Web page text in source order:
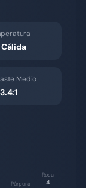
Cálida
Medio
3.4:1
Púrpura
Rosa
4